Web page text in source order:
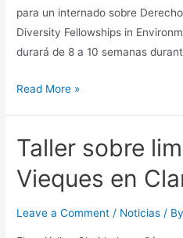
para un internado sobre
Diversity Fellowships in
durará de 8 a 10 semanas
Nuevo
estudiantes
Derecho
Read More »
Taller sobre
Vieques en
Leave a Comment / Noticias /